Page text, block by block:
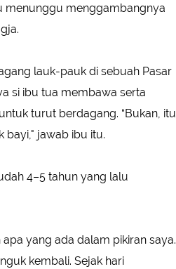
menunggu menggambangnya
lauk-pauk di sebuah Pasar
si ibu tua membawa serta
turut berdagang. “Bukan, itu
bayi," jawab ibu itu.
4–5 tahun yang lalu
yang ada dalam pikiran saya.
kembali. Sejak hari